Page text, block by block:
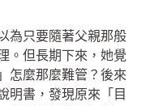
為只要隨著父親那般
。但長期下來，她覺
怎麼那麼難管？後來
明書，發現原來「目